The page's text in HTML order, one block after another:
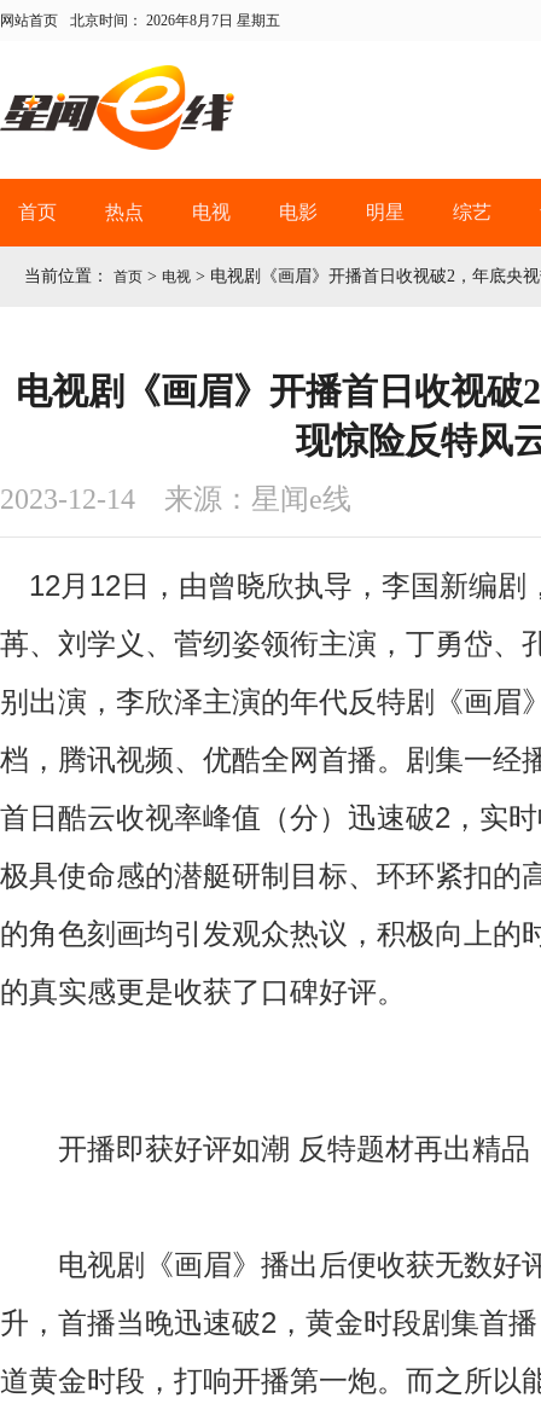
网站首页 北京时间： 2026年8月7日 星期五
首页 热点 电视 电影 明星 综艺
当前位置： 首页 > 电视 > 电视剧《画眉》开播首日收视破2，年底央
电视剧《画眉》开播首日收视破
现惊险反特风
2023-12-14 来源：星闻e线
12月12日，由曾晓欣执导，李国新编剧
苒、刘学义、菅纫姿领衔主演，丁勇岱、
别出演，李欣泽主演的年代反特剧《画眉
档，腾讯视频、优酷全网首播。剧集一经
首日酷云收视率峰值（分）迅速破2，实
极具使命感的潜艇研制目标、环环紧扣的
的角色刻画均引发观众热议，积极向上的
的真实感更是收获了口碑好评。
开播即获好评如潮 反特题材再出精品
电视剧《画眉》播出后便收获无数好
升，首播当晚迅速破2，黄金时段剧集首
道黄金时段，打响开播第一炮。而之所以